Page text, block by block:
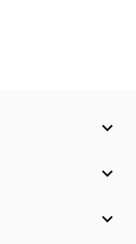


